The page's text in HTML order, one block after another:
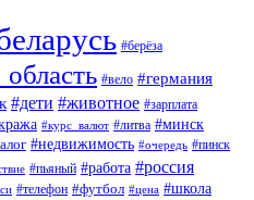
#берёза
#вело #германия
#дети #животное #зарплата
#курс_валют #литва #минск
#недвижимость #очередь #пинск
#пьяный #работа #россия
#телефон #футбол #цена #школа